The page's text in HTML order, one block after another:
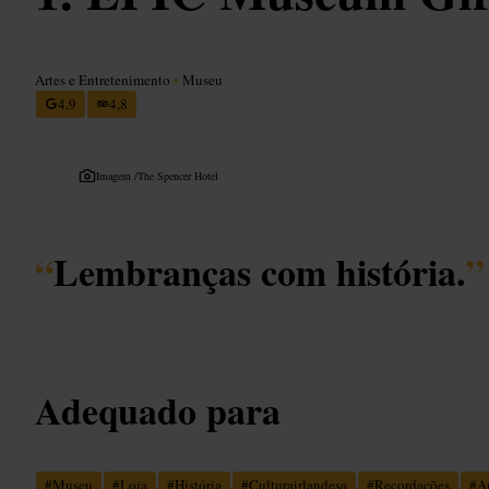
Artes e Entretenimento • Museu
4,9
4,8
Imagem /The Spencer Hotel
“Lembranças com história.”
Adequado para
#Museu #Loja #História #Culturairlandesa #Recordações #